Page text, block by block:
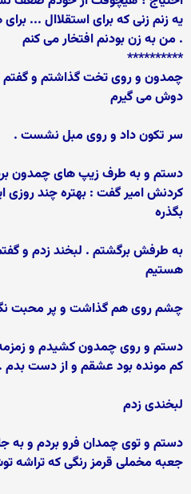
یه زنم زنی که برای استقلاال ...
. من به زن بودنم افتخار می کنم
**********
چمدون و روی تخت گذاشتم و گفتم
دوش می گیرم
سر تکون داد و روی مبل نشست .
دستم و به طرف زیپ های چمدون
کردنش امیر گفت : بهتره چند روزی
بگذره
به طرفش برگشتم . لبخند زدم و
هستیم
چشم روی هم گذاشت و پر محبت
دستم و روی چمدون کشیدم و
کم مونده بود عشقم و از دست بدم .
لبخندی زدم
دستم و توی چمدان فرو بردم و به
جعبه مخملی قرمز رنگی که تراشه